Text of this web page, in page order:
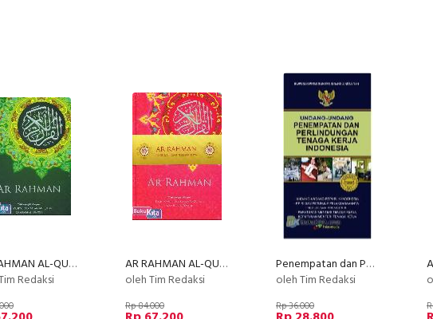
AR RAHMAN AL-QURAN Cover Hijau (2011)
Redaksi
AR RAHMAN AL-QUR'AN (Pink)
oleh Tim Redaksi
Rp 84.000
Penempatan dan Perlindungan Tenaga Kerja Indonesia (Edisi 2010) (2010)
oleh Tim Redaksi
Rp 36.000